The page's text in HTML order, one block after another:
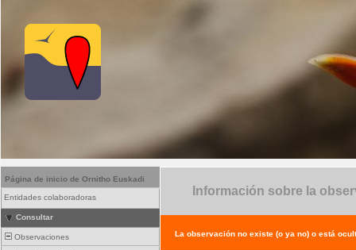
Página de inicio de Ornitho Euskadi
Entidades colaboradoras
Consultar
Observaciones
Información sobre la
La observación no existe (o ya no) o está